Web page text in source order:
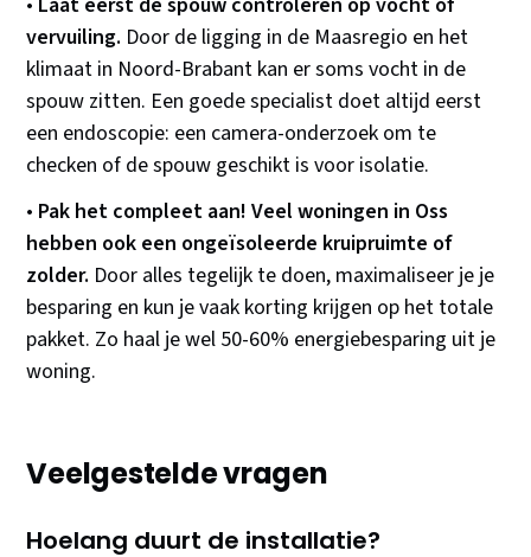
vervuiling. Door de ligging in de Maasregio en het
klimaat in Noord-Brabant kan er soms vocht in de
spouw zitten. Een goede specialist doet altijd eerst
een endoscopie: een camera-onderzoek om te
checken of de spouw geschikt is voor isolatie.
• Pak het compleet aan! Veel woningen in Oss
hebben ook een ongeïsoleerde kruipruimte of
zolder. Door alles tegelijk te doen, maximaliseer je je
besparing en kun je vaak korting krijgen op het totale
pakket. Zo haal je wel 50-60% energiebesparing uit je
woning.
Veelgestelde vragen
Hoelang duurt de installatie?